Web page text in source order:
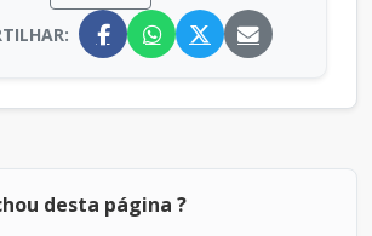
desta página ?